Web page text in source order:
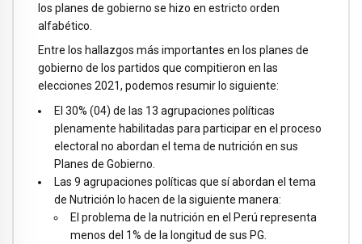
los planes de gobierno se hizo en estricto orden
alfabético.
Entre los hallazgos más importantes en los planes de
gobierno de los partidos que compitieron en las
elecciones 2021, podemos resumir lo siguiente:
El 30% (04) de las 13 agrupaciones políticas
plenamente habilitadas para participar en el proceso
electoral no abordan el tema de nutrición en sus
Planes de Gobierno.
Las 9 agrupaciones políticas que sí abordan el tema
de Nutrición lo hacen de la siguiente manera:
El problema de la nutrición en el Perú representa
menos del 1% de la longitud de sus PG.